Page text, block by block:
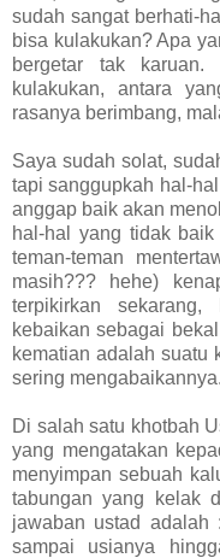
sudah sangat berhati-
bisa kulakukan? Apa
bergetar tak karuan.
kulakukan, antara
rasanya berimbang,
Saya sudah solat,
tapi sanggupkah hal-
anggap baik akan
hal-hal yang tidak
teman-teman
masih??? hehe)
terpikirkan
kebaikan sebagai
kematian adalah suatu
sering mengabaikannya.
Di salah satu khotbah
yang mengatakan
menyimpan sebuah
tabungan yang kelak
jawaban ustad
sampai usianya